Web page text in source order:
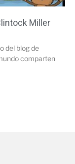
Miller
del blog de
comparten